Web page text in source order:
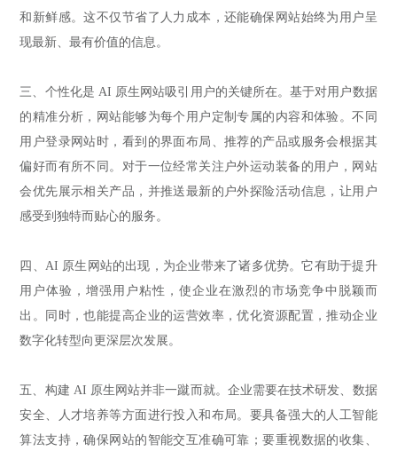
和新鲜感。这不仅节省了人力成本，还能确保网站始终为用户呈
现最新、最有价值的信息。
三、个性化是 AI 原生网站吸引用户的关键所在。基于对用户数据
的精准分析，网站能够为每个用户定制专属的内容和体验。不同
用户登录网站时，看到的界面布局、推荐的产品或服务会根据其
偏好而有所不同。对于一位经常关注户外运动装备的用户，网站
会优先展示相关产品，并推送最新的户外探险活动信息，让用户
感受到独特而贴心的服务。
四、AI 原生网站的出现，为企业带来了诸多优势。它有助于提升
用户体验，增强用户粘性，使企业在激烈的市场竞争中脱颖而
出。同时，也能提高企业的运营效率，优化资源配置，推动企业
数字化转型向更深层次发展。
五、构建 AI 原生网站并非一蹴而就。企业需要在技术研发、数据
安全、人才培养等方面进行投入和布局。要具备强大的人工智能
算法支持，确保网站的智能交互准确可靠；要重视数据的收集、